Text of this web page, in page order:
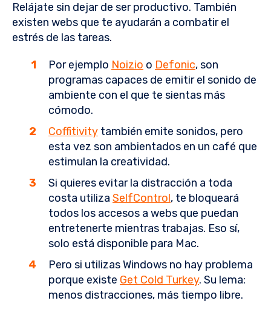
Relájate sin dejar de ser productivo. También
existen webs que te ayudarán a combatir el
estrés de las tareas.
Por ejemplo Noizio o Defonic, son
programas capaces de emitir el sonido de
ambiente con el que te sientas más
cómodo.
Coffitivity también emite sonidos, pero
esta vez son ambientados en un café que
estimulan la creatividad.
Si quieres evitar la distracción a toda
costa utiliza SelfControl, te bloqueará
todos los accesos a webs que puedan
entretenerte mientras trabajas. Eso sí,
solo está disponible para Mac.
Pero si utilizas Windows no hay problema
porque existe Get Cold Turkey. Su lema:
menos distracciones, más tiempo libre.